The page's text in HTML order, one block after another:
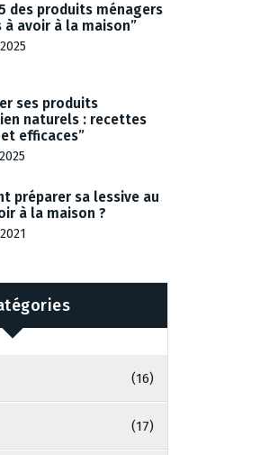
des produits ménagers
à avoir à la maison”
ses produits
naturels : recettes
efficaces”
préparer sa lessive au
à la maison ?
(16)
(17)